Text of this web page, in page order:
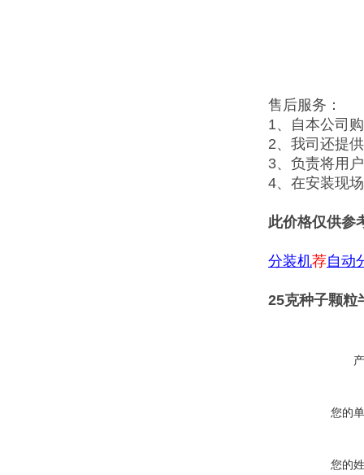
售后服务：
1、自本公司
2、我司还提
3、负责将用
4、在安装现
此价格仅供参
分装机荐自动
25克种子颗粒
您的
您的